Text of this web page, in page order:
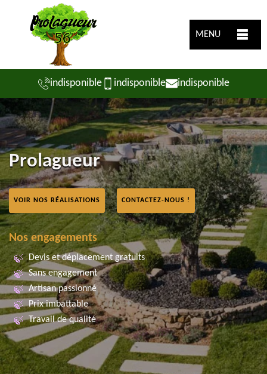
MENU
indisponible indisponible indisponible
Prolagueur
VOIR NOS RÉALISATIONS CONTACTEZ-NOUS !
Nos engagements
Devis et déplacement gratuits
Sans engagement
Artisan passionné
Prix imbattable
Travail de qualité